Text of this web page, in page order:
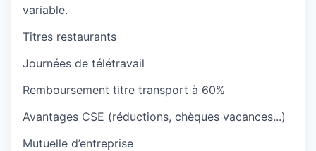
variable.
Titres restaurants
Journées de télétravail
Remboursement titre transport à 60%
Avantages CSE (réductions, chèques vacances...)
Mutuelle d’entreprise